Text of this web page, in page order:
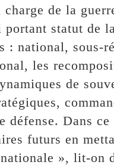
de la
statut de
: national, sous-
les
de
défense. Dans
futurs en
», lit-on